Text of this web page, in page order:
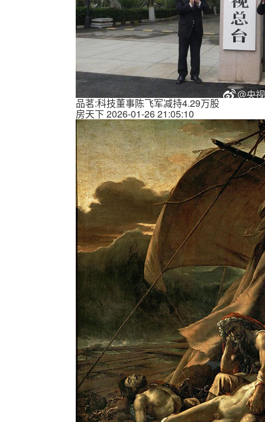
品茗:科技董事陈飞军减持4.29万股
房天下2026-01-26 21:05:10